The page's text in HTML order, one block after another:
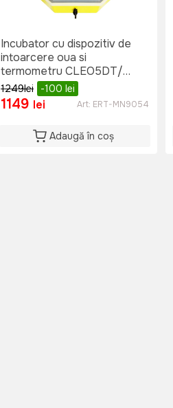
Incubator cu dispozitiv de
intoarcere oua si
termometru CLEO5DT/
INC3 (84362100)
1249lei -100 lei
1149 lei Art: ERT-MN9054
Adaugă în coș